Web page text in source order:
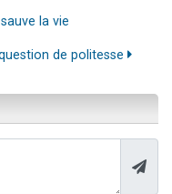
la vie
de politesse